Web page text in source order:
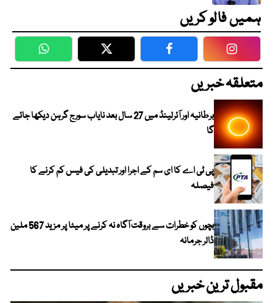
ہمیں فالو کریں
WhatsApp Twitter Facebook
متعلقہ خبریں
برطانیہ اور آئرلینڈ میں 27 سال بعد نایاب سورج گرہن دیکھا جائے
گا
پی ٹی اے کا ای سم کے اجرا اور تبدیلی کی فیس کم کرنے کا
فیصلہ
بچوں کو خطرات سے بروقت آگاہ نہ کرنے پر میٹا پر مزید 567 ملین
ڈالر جرمانہ
مقبول ترین خبریں